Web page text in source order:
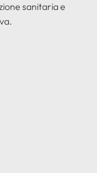
sanitaria e